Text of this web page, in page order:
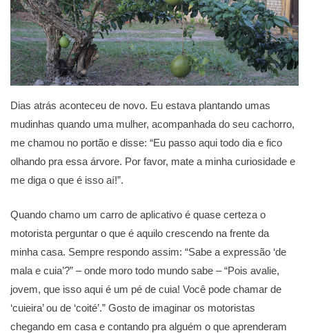
Dias atrás aconteceu de novo. Eu estava plantando umas
mudinhas quando uma mulher, acompanhada do seu cachorro,
me chamou no portão e disse: “Eu passo aqui todo dia e fico
olhando pra essa árvore. Por favor, mate a minha curiosidade e
me diga o que é isso aí!”.
Quando chamo um carro de aplicativo é quase certeza o
motorista perguntar o que é aquilo crescendo na frente da
minha casa. Sempre respondo assim: “Sabe a expressão ‘de
mala e cuia’?” – onde moro todo mundo sabe – “Pois avalie,
jovem, que isso aqui é um pé de cuia! Você pode chamar de
‘cuieira’ ou de ‘coité’.” Gosto de imaginar os motoristas
chegando em casa e contando pra alguém o que aprenderam